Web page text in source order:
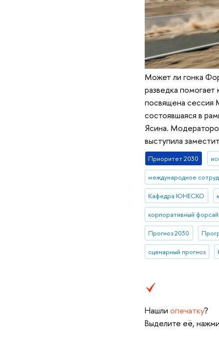
Может ли гонка
разведка
посвящена
состоявшаяся в
Ясина.
выступила
Приоритет 2030
международное
Кафедра ЮНЕСКО
корпоративный
Прогноз 2030
сценарный прогноз
Нашли опечатку?
Выделите её,